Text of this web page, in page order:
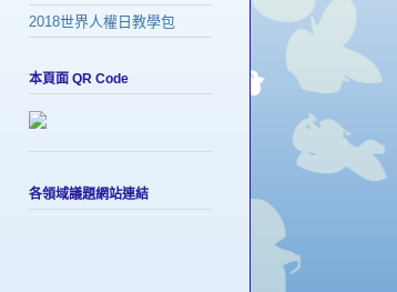
2018世界人權日教學包
本頁面 QR Code
各領域議題網站連結